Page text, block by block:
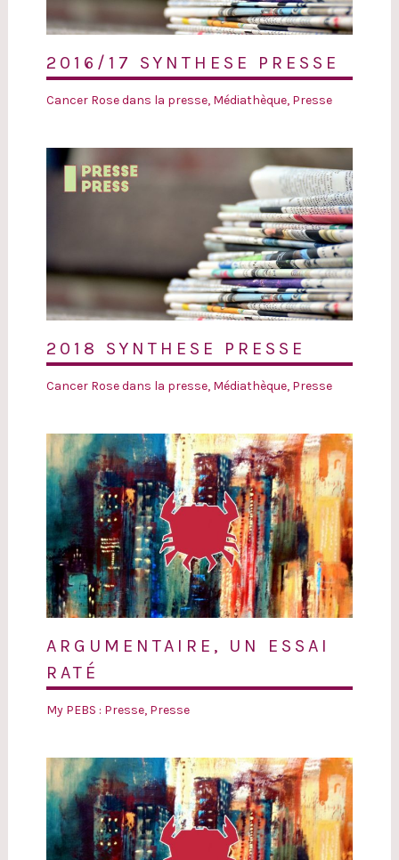
2016/17 SYNTHESE PRESSE
Cancer Rose dans la presse, Médiathèque, Presse
2018 SYNTHESE PRESSE
Cancer Rose dans la presse, Médiathèque, Presse
ARGUMENTAIRE, UN ESSAI
RATÉ
My PEBS : Presse, Presse